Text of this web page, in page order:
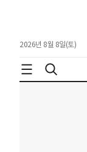
2026년 8월 8일(토)